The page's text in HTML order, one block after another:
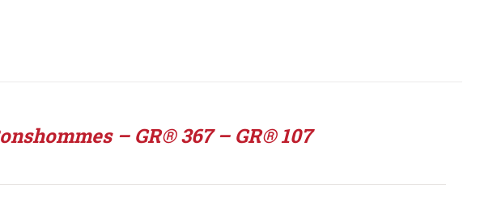
– GR® 367 – GR® 107